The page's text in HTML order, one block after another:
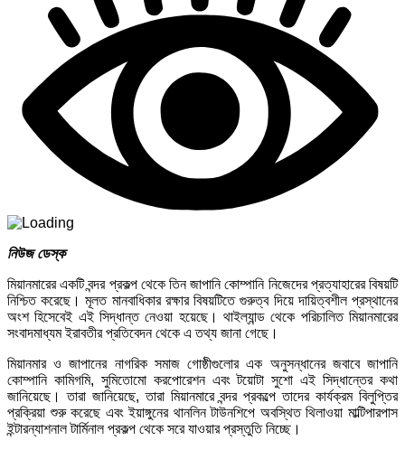
নিউজ ডেস্ক
মিয়ানমারের একটি বন্দর প্রকল্প থেকে তিন জাপানি কোম্পানি নিজেদের প্রত্যাহারের বিষয়টি
নিশ্চিত করেছে। মূলত মানবাধিকার রক্ষার বিষয়টিতে গুরুত্ব দিয়ে দায়িত্বশীল প্রস্থানের
অংশ হিসেবেই এই সিদ্ধান্ত নেওয়া হয়েছে। থাইল্যান্ড থেকে পরিচালিত মিয়ানমারের
সংবাদমাধ্যম ইরাবতীর প্রতিবেদন থেকে এ তথ্য জানা গেছে।
মিয়ানমার ও জাপানের নাগরিক সমাজ গোষ্ঠীগুলোর এক অনুসন্ধানের জবাবে জাপানি
কোম্পানি কামিগমি, সুমিতোমো করপোরেশন এবং টয়োটা সুশো এই সিদ্ধান্তের কথা
জানিয়েছে। তারা জানিয়েছে, তারা মিয়ানমারে বন্দর প্রকল্পে তাদের কার্যক্রম বিলুপ্তির
প্রক্রিয়া শুরু করেছে এবং ইয়াঙ্গুনের থানলিন টাউনশিপে অবস্থিত থিলাওয়া মাল্টিপারপাস
ইন্টারন্যাশনাল টার্মিনাল প্রকল্প থেকে সরে যাওয়ার প্রস্তুতি নিচ্ছে।